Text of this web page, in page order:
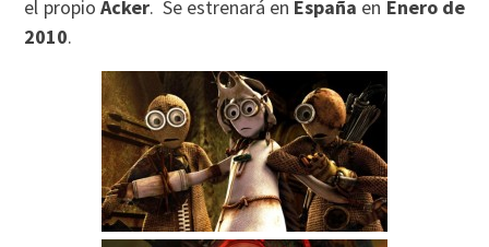
el propio Acker. Se estrenará en España en Enero de
2010.